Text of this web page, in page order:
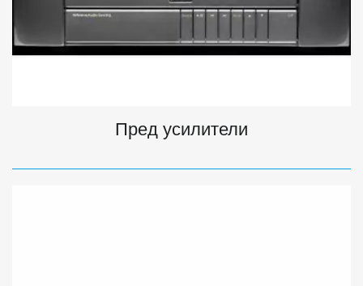
Пред усилители